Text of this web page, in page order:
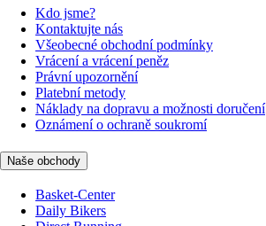
Kdo jsme?
Kontaktujte nás
Všeobecné obchodní podmínky
Vrácení a vrácení peněz
Právní upozornění
Platební metody
Náklady na dopravu a možnosti doručení
Oznámení o ochraně soukromí
Naše obchody
Basket-Center
Daily Bikers